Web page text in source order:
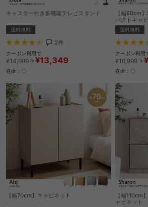
キャスター付き多機能テレビスタンド
送料無料
2件
クーポン利用で
¥14,999→ ¥13,349
在庫：〇
【幅80cm
パクトキャ
送料無料
クーポン利用
¥16,999→
在庫：〇
【幅70cm】キャビネット
【幅110cm
ャビネット